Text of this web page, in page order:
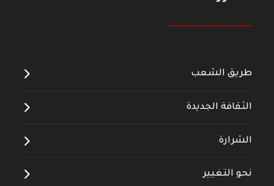
--------------------
طريق الشعب
الثقافة الجديدة
الشرارة
نحو التغيير